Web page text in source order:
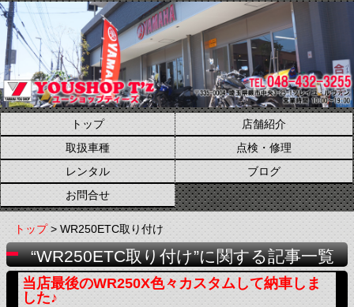
トップ
店舗紹介
取扱車種
点検・修理
レンタル
ブログ
お問合せ
トップ> WR250ETC取り付け
“WR250ETC取り付け”に関する記事一覧
当店最後のWR250X色々カスタムして納車しま
した♪